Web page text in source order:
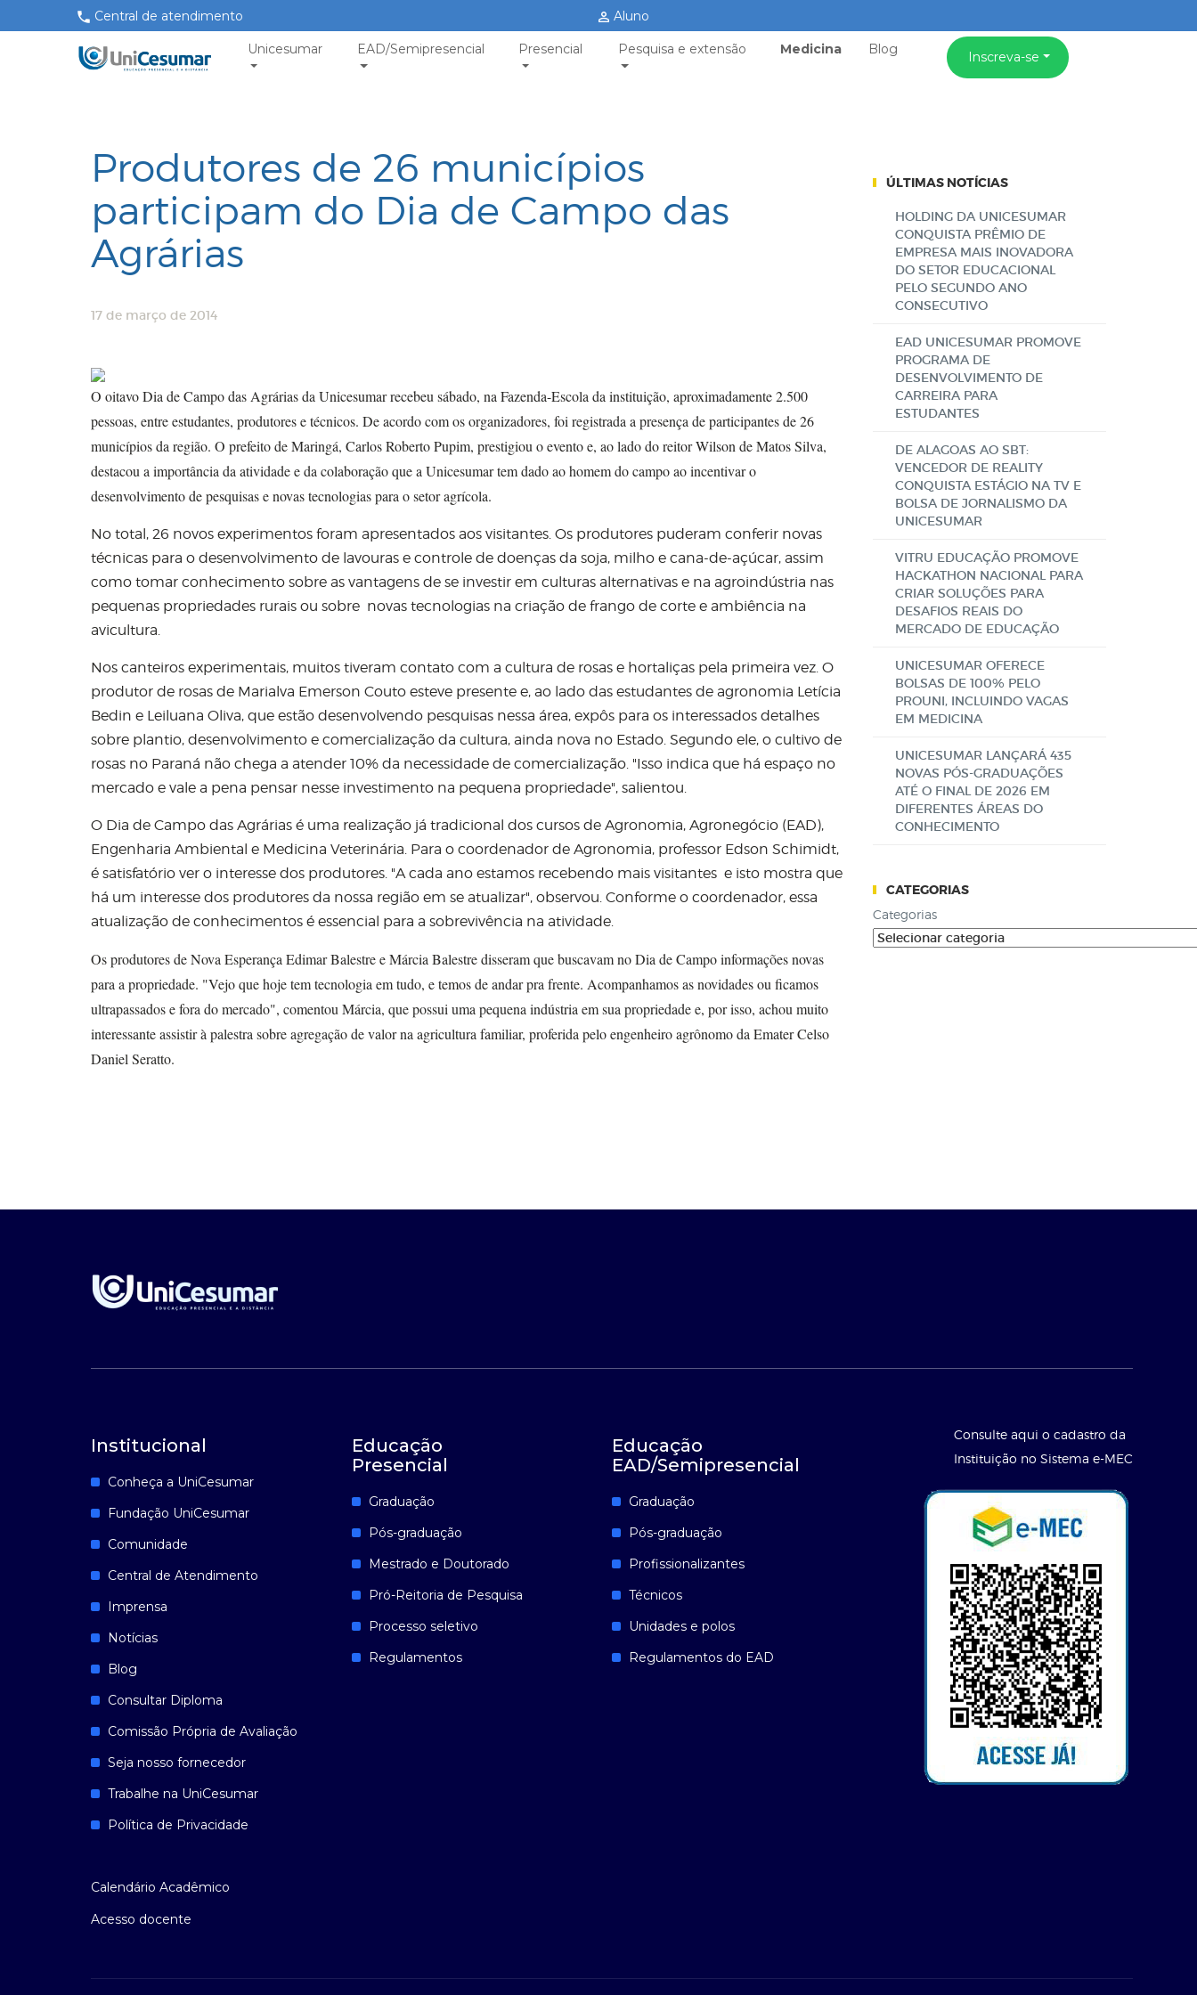
Central de atendimento Aluno
Unicesumar EAD/Semipresencial Presencial Pesquisa e extensão Medicina Blog Inscreva-se
Produtores de 26 municípios
participam do Dia de Campo das
Agrárias
17 de março de 2014
O oitavo Dia de Campo das Agrárias da Unicesumar recebeu sábado, na Fazenda-Escola da instituição, aproximadamente 2.500
pessoas, entre estudantes, produtores e técnicos. De acordo com os organizadores, foi registrada a presença de participantes de 26
municípios da região. O prefeito de Maringá, Carlos Roberto Pupim, prestigiou o evento e, ao lado do reitor Wilson de Matos Silva,
destacou a importância da atividade e da colaboração que a Unicesumar tem dado ao homem do campo ao incentivar o
desenvolvimento de pesquisas e novas tecnologias para o setor agrícola.
No total, 26 novos experimentos foram apresentados aos visitantes. Os produtores puderam conferir novas
técnicas para o desenvolvimento de lavouras e controle de doenças da soja, milho e cana-de-açúcar, assim
como tomar conhecimento sobre as vantagens de se investir em culturas alternativas e na agroindústria nas
pequenas propriedades rurais ou sobre novas tecnologias na criação de frango de corte e ambiência na
avicultura.
Nos canteiros experimentais, muitos tiveram contato com a cultura de rosas e hortaliças pela primeira vez. O
produtor de rosas de Marialva Emerson Couto esteve presente e, ao lado das estudantes de agronomia Letícia
Bedin e Leiluana Oliva, que estão desenvolvendo pesquisas nessa área, expôs para os interessados detalhes
sobre plantio, desenvolvimento e comercialização da cultura, ainda nova no Estado. Segundo ele, o cultivo de
rosas no Paraná não chega a atender 10% da necessidade de comercialização. "Isso indica que há espaço no
mercado e vale a pena pensar nesse investimento na pequena propriedade", salientou.
O Dia de Campo das Agrárias é uma realização já tradicional dos cursos de Agronomia, Agronegócio (EAD),
Engenharia Ambiental e Medicina Veterinária. Para o coordenador de Agronomia, professor Edson Schimidt,
é satisfatório ver o interesse dos produtores. "A cada ano estamos recebendo mais visitantes e isto mostra que
há um interesse dos produtores da nossa região em se atualizar", observou. Conforme o coordenador, essa
atualização de conhecimentos é essencial para a sobrevivência na atividade.
Os produtores de Nova Esperança Edimar Balestre e Márcia Balestre disseram que buscavam no Dia de Campo informações novas
para a propriedade. "Vejo que hoje tem tecnologia em tudo, e temos de andar pra frente. Acompanhamos as novidades ou ficamos
ultrapassados e fora do mercado", comentou Márcia, que possui uma pequena indústria em sua propriedade e, por isso, achou muito
interessante assistir à palestra sobre agregação de valor na agricultura familiar, proferida pelo engenheiro agrônomo da Emater Celso
Daniel Seratto.
ÚLTIMAS NOTÍCIAS
HOLDING DA UNICESUMAR
CONQUISTA PRÊMIO DE
EMPRESA MAIS INOVADORA
DO SETOR EDUCACIONAL
PELO SEGUNDO ANO
CONSECUTIVO
EAD UNICESUMAR PROMOVE
PROGRAMA DE
DESENVOLVIMENTO DE
CARREIRA PARA
ESTUDANTES
DE ALAGOAS AO SBT:
VENCEDOR DE REALITY
CONQUISTA ESTÁGIO NA TV E
BOLSA DE JORNALISMO DA
UNICESUMAR
VITRU EDUCAÇÃO PROMOVE
HACKATHON NACIONAL PARA
CRIAR SOLUÇÕES PARA
DESAFIOS REAIS DO
MERCADO DE EDUCAÇÃO
UNICESUMAR OFERECE
BOLSAS DE 100% PELO
PROUNI, INCLUINDO VAGAS
EM MEDICINA
UNICESUMAR LANÇARÁ 435
NOVAS PÓS-GRADUAÇÕES
ATÉ O FINAL DE 2026 EM
DIFERENTES ÁREAS DO
CONHECIMENTO
CATEGORIAS
Categorias
Institucional
Conheça a UniCesumar
Fundação UniCesumar
Comunidade
Central de Atendimento
Imprensa
Notícias
Blog
Consultar Diploma
Comissão Própria de Avaliação
Seja nosso fornecedor
Trabalhe na UniCesumar
Política de Privacidade
Calendário Acadêmico
Acesso docente
Educação
Presencial
Graduação
Pós-graduação
Mestrado e Doutorado
Pró-Reitoria de Pesquisa
Processo seletivo
Regulamentos
Educação
EAD/Semipresencial
Graduação
Pós-graduação
Profissionalizantes
Técnicos
Unidades e polos
Regulamentos do EAD
Consulte aqui o cadastro da
Instituição no Sistema e-MEC